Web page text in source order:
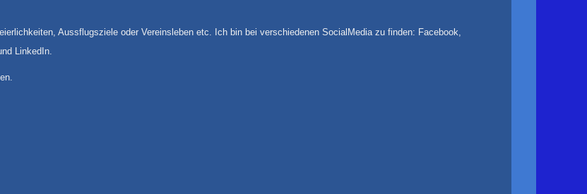
Aussflugsziele oder Vereinsleben etc. Ich bin bei verschiedenen SocialMedia zu finden: Facebook,
LinkedIn.